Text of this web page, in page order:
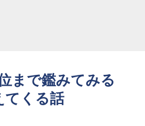
まで鑑みてみる
てくる話